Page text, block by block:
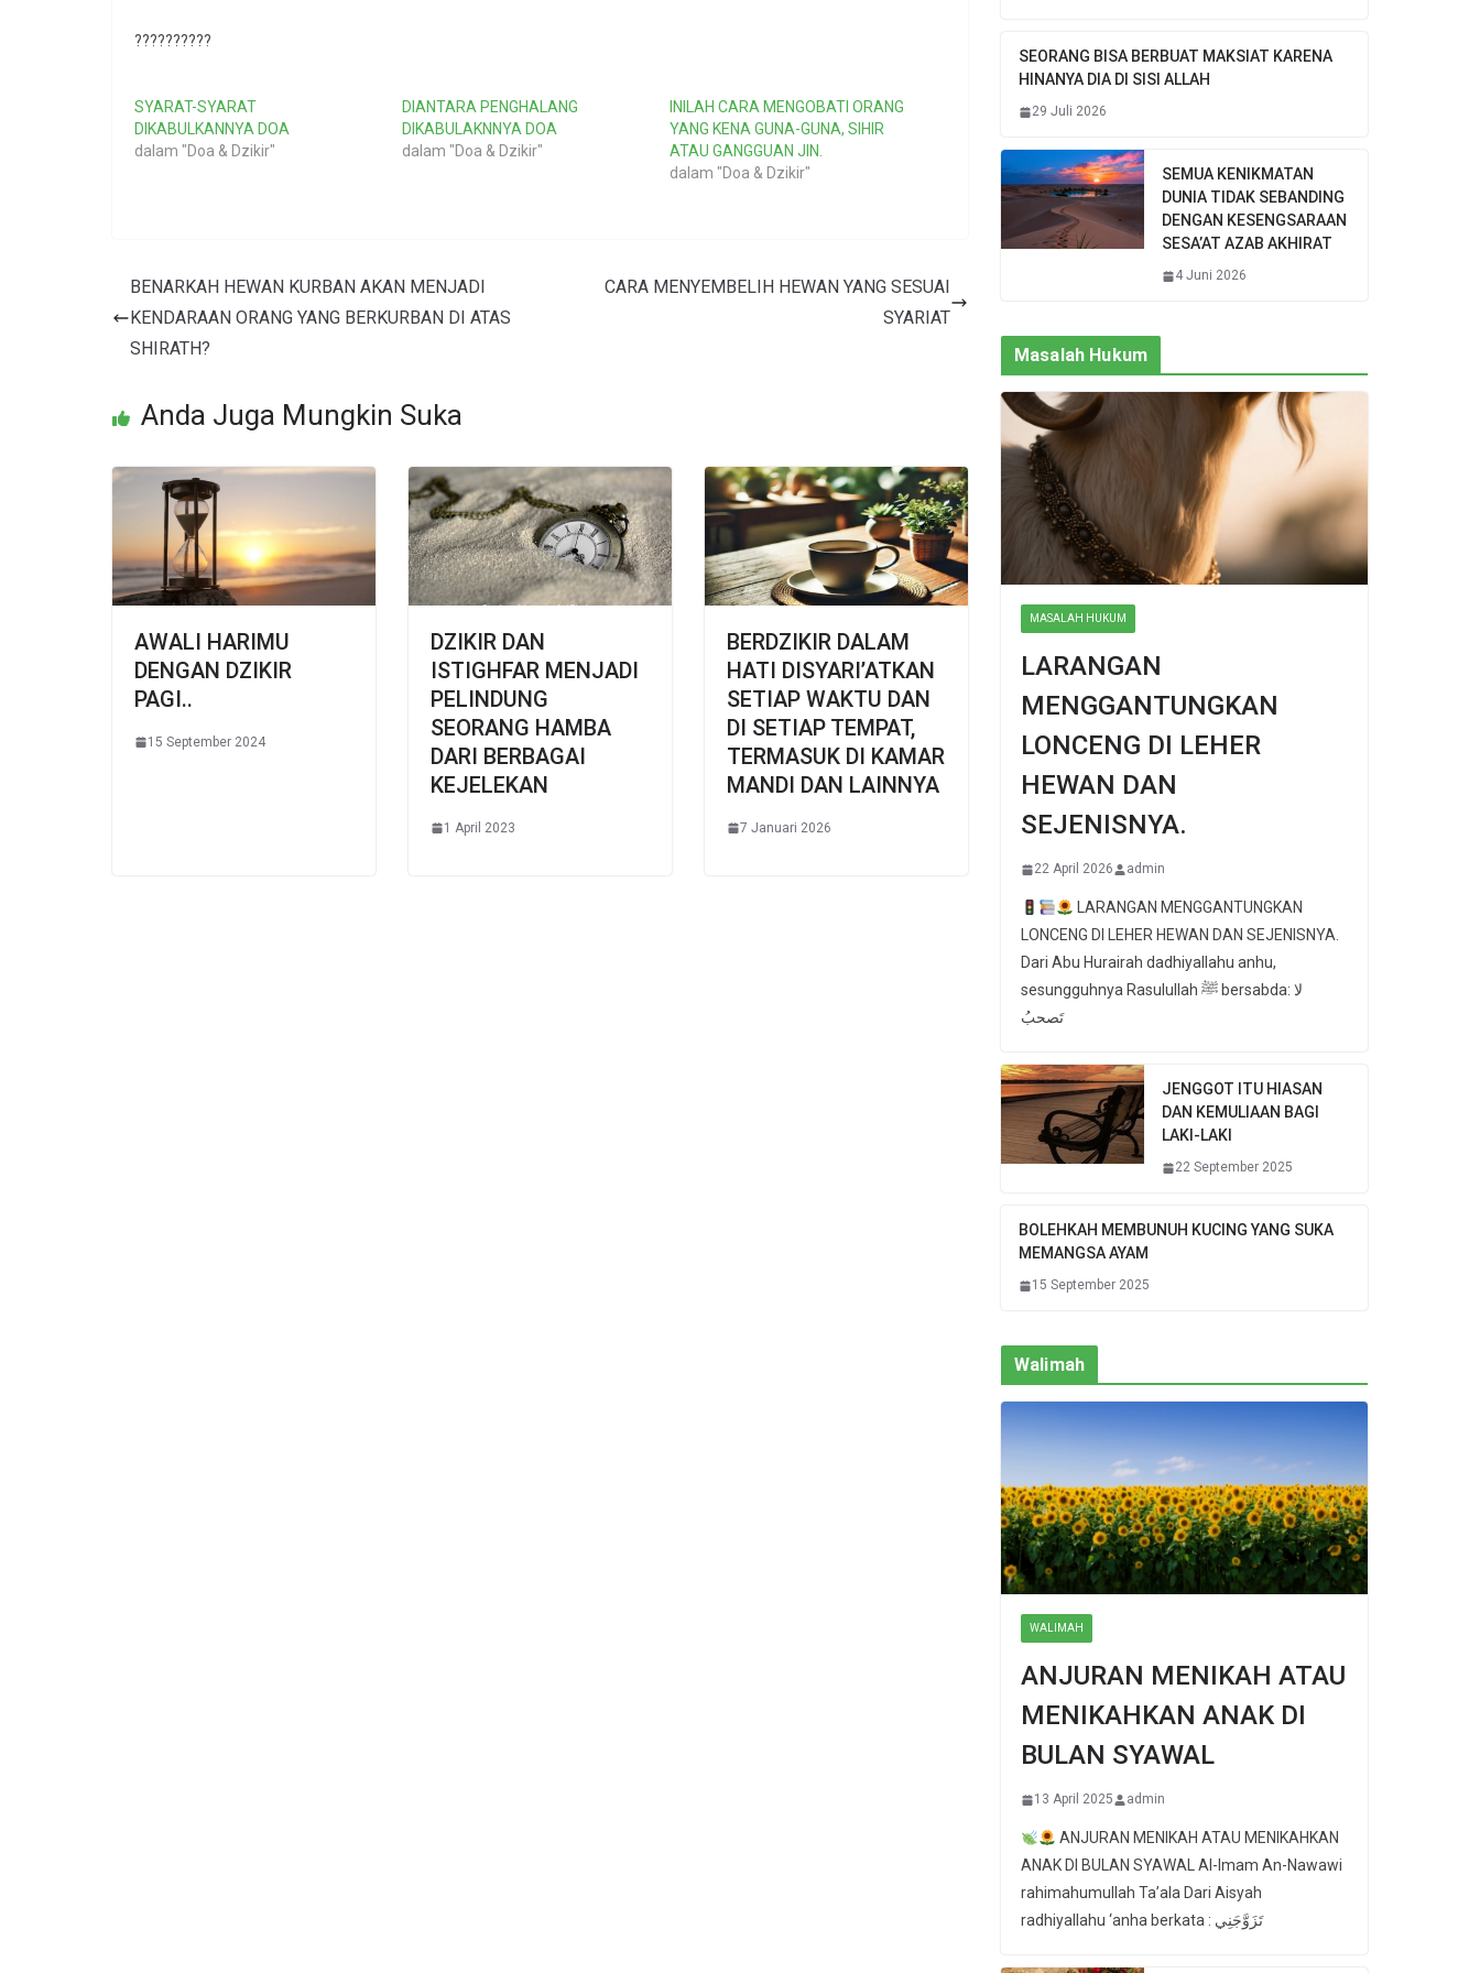
??????????
SYARAT-SYARAT
DIKABULKANNYA DOA
dalam "Doa & Dzikir"
DIANTARA PENGHALANG
DIKABULAKNNYA DOA
dalam "Doa & Dzikir"
INILAH CARA MENGOBATI ORANG
YANG KENA GUNA-GUNA, SIHIR
ATAU GANGGUAN JIN.
dalam "Doa & Dzikir"
BENARKAH HEWAN KURBAN AKAN MENJADI
KENDARAAN ORANG YANG BERKURBAN DI ATAS
SHIRATH?
CARA MENYEMBELIH HEWAN YANG SESUAI
SYARIAT
Anda Juga Mungkin Suka
AWALI HARIMU
DENGAN DZIKIR
PAGI..
15 September 2024
DZIKIR DAN
ISTIGHFAR MENJADI
PELINDUNG
SEORANG HAMBA
DARI BERBAGAI
KEJELEKAN
1 April 2023
BERDZIKIR DALAM
HATI DISYARI’ATKAN
SETIAP WAKTU DAN
DI SETIAP TEMPAT,
TERMASUK DI KAMAR
MANDI DAN LAINNYA
7 Januari 2026
SEORANG BISA BERBUAT MAKSIAT KARENA
HINANYA DIA DI SISI ALLAH
29 Juli 2026
SEMUA KENIKMATAN
DUNIA TIDAK SEBANDING
DENGAN KESENGSARAAN
SESA’AT AZAB AKHIRAT
4 Juni 2026
Masalah Hukum
MASALAH HUKUM
LARANGAN
MENGGANTUNGKAN
LONCENG DI LEHER
HEWAN DAN
SEJENISNYA.
22 April 2026 admin
LARANGAN MENGGANTUNGKAN
LONCENG DI LEHER HEWAN DAN SEJENISNYA.
Dari Abu Hurairah dadhiyallahu anhu,
sesungguhnya Rasulullah ﷺ bersabda: لا
تَصحبُ
JENGGOT ITU HIASAN
DAN KEMULIAAN BAGI
LAKI-LAKI
22 September 2025
BOLEHKAH MEMBUNUH KUCING YANG SUKA
MEMANGSA AYAM
15 September 2025
Walimah
WALIMAH
ANJURAN MENIKAH ATAU
MENIKAHKAN ANAK DI
BULAN SYAWAL
13 April 2025 admin
ANJURAN MENIKAH ATAU MENIKAHKAN
ANAK DI BULAN SYAWAL Al-Imam An-Nawawi
rahimahumullah Ta’ala Dari Aisyah
radhiyallahu ‘anha berkata : تَزَوَّجَنِي